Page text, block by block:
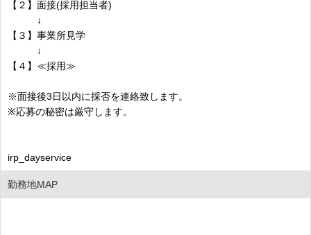
【２】面接(採用担当者)
↓
【３】事業所見学
↓
【４】≪採用≫
※面接後3日以内に採否を連絡致します。
※応募の秘密は厳守します。
irp_dayservice
勤務地MAP